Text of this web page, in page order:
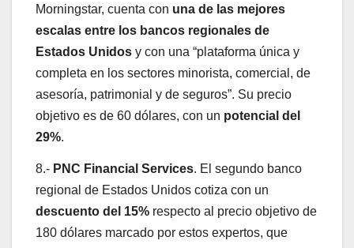
Morningstar, cuenta con una de las mejores
escalas entre los bancos regionales de
Estados Unidos y con una “plataforma única y
completa en los sectores minorista, comercial, de
asesoría, patrimonial y de seguros”. Su precio
objetivo es de 60 dólares, con un potencial del
29%.
8.- PNC Financial Services. El segundo banco
regional de Estados Unidos cotiza con un
descuento del 15% respecto al precio objetivo de
180 dólares marcado por estos expertos, que